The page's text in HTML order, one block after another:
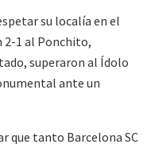
su localía en el
2-1 al Ponchito,
superaron al Ídolo
ante un
que tanto Barcelona SC